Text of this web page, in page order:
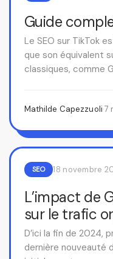
Guide
Le SEO sur TikTok
que son équivalent
classiques, comme
Mathilde Capezzuoli·7
SEO 18 novembre
L’impact de
sur le trafic
D’ici la fin de 2024,
dernière nouveauté